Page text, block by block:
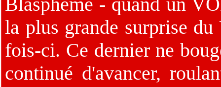
la plus grande surprise
fois-ci. Ce dernier ne
continué d'avancer,